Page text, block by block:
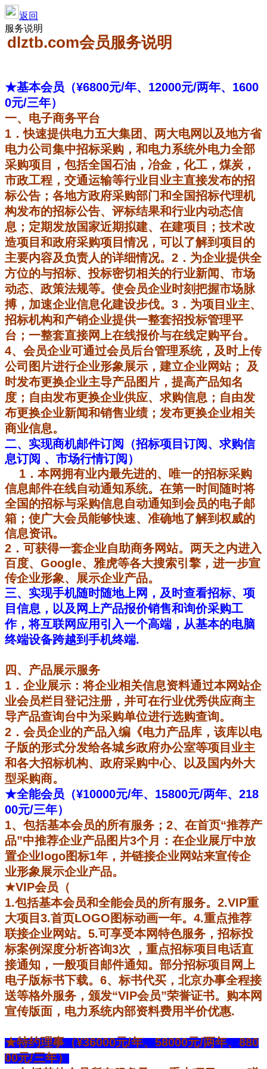
返回
服务说明
dlztb.com会员服务说明
★基本会员（¥6800元/年、12000元/两年、1600
0元/三年）
一、电子商务平台
1 ．快速提供电力五大集团、两大电网以及地方省
电力公司集中招标采购，和电力系统外电力全部
采购项目，包括全国石油，冶金，化工，煤炭，
市政工程，交通运输等行业目业主直接发布的招
标公告；各地方政府采购部门和全国招标代理机
构发布的招标公告、评标结果和行业内动态信
息；定期发放国家近期拟建、在建项目；技术改
造项目和政府采购项目情况，可以了解到项目的
主要内容及负责人的详细情况。2．为企业提供全
方位的与招标、投标密切相关的行业新闻、市场
动态、政策法规等。使会员企业时刻把握市场脉
搏，加速企业信息化建设步伐。3．为项目业主、
招标机构和产销企业提供一整套招投标管理平
台；一整套直接网上在线报价与在线定购平台。
4、会员企业可通过会员后台管理系统，及时上传
公司图片进行企业形象展示，建立企业网站； 及
时发布更换企业主导产品图片， 提高产品知名
度； 自由发布更换企业供应、求购信息；自由发
布更换企业新闻和销售业绩；发布更换企业相关
商业信息。
二、实现商机邮件订阅（招标项目订阅、求购信
息订阅 、市场行情订阅）
1 ． 本网拥有业内最先进的、唯一的招标采购
信息邮件在线自动通知系统。 在第一时间随时将
全国的招标与采购信息自动通知到会员的电子邮
箱； 使广大会员能够快速、准确地了解到权威的
信息资讯。
2 ． 可获得一套企业自助商务网站。两天之内进入
百度、 Google、雅虎等各大搜索引擎，进一步宣
传企业形象、展示企业产品。
三、实现手机随时随地上网，及时查看招标、项
目信息，以及网上产品报价销售和询价采购工
作，将互联网应用引入一个高端，从基本的电脑
终端设备跨越到手机终端.
四、产品展示服务
1 ．企业展示：将企业相关信息资料通过本网站企
业会员栏目登记注册，并可在行业优秀供应商主
导产品查询台中为采购单位进行选购查询。
2 ．会员企业的产品入编《电力产品库 ，该库以电
子版的形式分发给各城乡政府办公室等项目业主
和各大招标机构、政府采购中心、以及国内外大
型采购商。
★全能会员（¥10000元/年、15800元/两年、218
00元/三年）
1、包括基本会员的所有服务；2、在首页“推荐产
品”中推荐企业产品图片3个月：在企业展厅中放
置企业logo图标1年，并链接企业网站来宣传企
业形象展示企业产品。
★VIP会员（
1.包括基本会员和全能会员的所有服务。2.VIP重
大项目3.首页LOGO图标动画一年。4.重点推荐
联接企业网站。5.可享受本网特色服务，招标投
标案例深度分析咨询3次 ， 重点招标项目电话直
接通知，一般项目邮件通知。部分招标项目 网上
电子版标书下载。 6、标书代买，北京办事全程接
送等格外服务， 颁发“VIP会员”荣誉证书。 购本网
宣传版面，电力系统内部资料费用半价优惠.
★特约理事（¥36000元/年、58000元/两年、880
00元/三年）